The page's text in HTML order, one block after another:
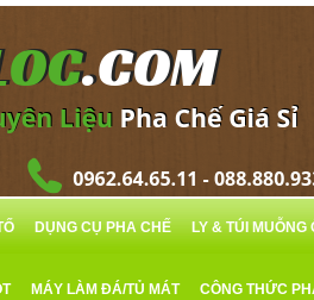
DỤNG CỤ PHA CHẾ LY & TÚI MUỖNG
MÁY LÀM ĐÁ/TỦ MÁT CÔNG THỨC